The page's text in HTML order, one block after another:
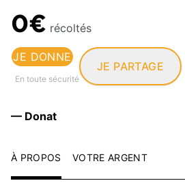
0€ récoltés
JE DONNE
En toute sécurité
JE PARTAGE
— Donat
À PROPOS VOTRE ARGENT